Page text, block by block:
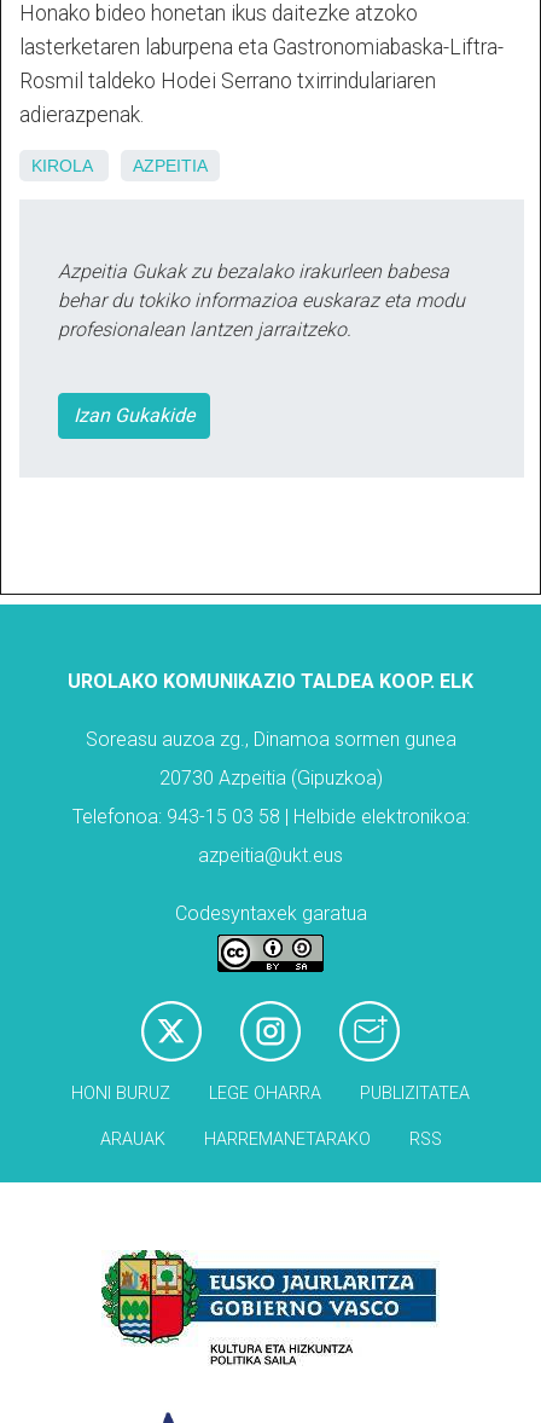
Honako bideo honetan ikus daitezke atzoko
lasterketaren laburpena eta Gastronomiabaska-Liftra-
Rosmil taldeko Hodei Serrano txirrindulariaren
adierazpenak.
KIROLA AZPEITIA
Azpeitia Gukak zu bezalako irakurleen babesa
behar du tokiko informazioa euskaraz eta modu
profesionalean lantzen jarraitzeko.
Izan Gukakide
UROLAKO KOMUNIKAZIO TALDEA KOOP. ELK
Soreasu auzoa zg., Dinamoa sormen gunea
20730 Azpeitia (Gipuzkoa)
Telefonoa: 943-15 03 58 | Helbide elektronikoa:
azpeitia@ukt.eus
Codesyntaxek garatua
HONI BURUZ LEGE OHARRA PUBLIZITATEA
ARAUAK HARREMANETARAKO RSS